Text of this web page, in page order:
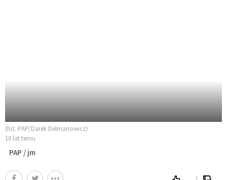
(fot. PAP/Darek Delmanowicz)
10 lat temu
PAP / jm